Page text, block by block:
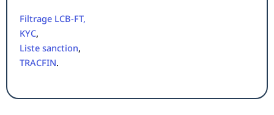
Filtrage LCB-FT,
KYC,
Liste sanction,
TRACFIN.